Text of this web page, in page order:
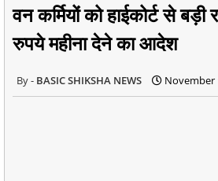
वन कर्मियों को हाईकोर्ट से
रुपये महीना देने का आदेश
BASIC SHIKSHA NEWS November